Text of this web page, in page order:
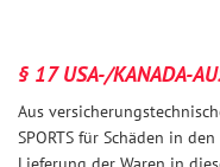
§ 17 USA-/KANADA-
Aus
SPORTS für Schäden in